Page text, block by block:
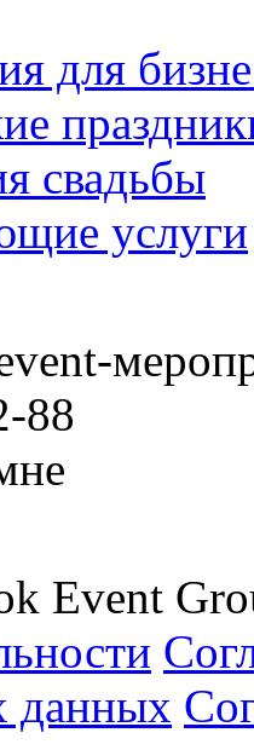
для
свадьбы
услуги
88
Event
данных